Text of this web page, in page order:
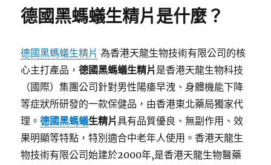
德國黑螞蟻生精片是什麼？
德國黑螞蟻生精片 為香港天龍生物技術有限公司的核
心主打產品，德國黑螞蟻生精片 是香港天龍生物科技
（國際）集團公司針對男性陽痿早洩、身體機能下降
等症狀所研發的一款保健品，由香港東北藥局獨家代
理。德國黑螞蟻生精片具有品質優良、無副作用、效
果明顯等特點，特別適合中老年人使用。香港天龍生
物技術有限公司始建於2000年,是香港天龍生物醫藥